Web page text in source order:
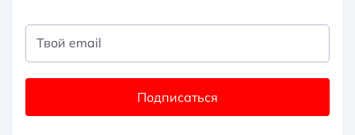
Твой email
Подписаться